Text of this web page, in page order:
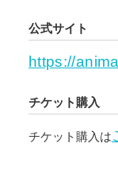
公式サイト
https://
チケット購入
チケット購入は